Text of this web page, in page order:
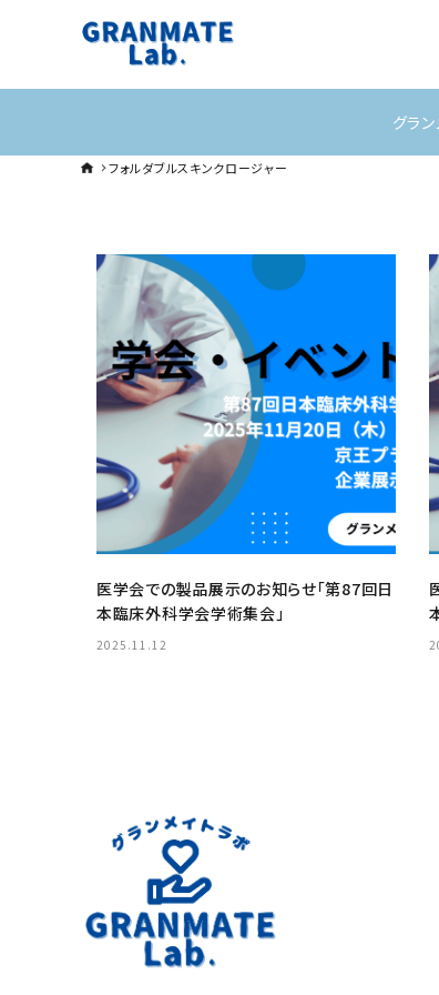
グラ
フォルダブルスキンクロージャー
医学会での製品展示のお知らせ「第87回日
本臨床外科学会学術集会」
2025.11.12